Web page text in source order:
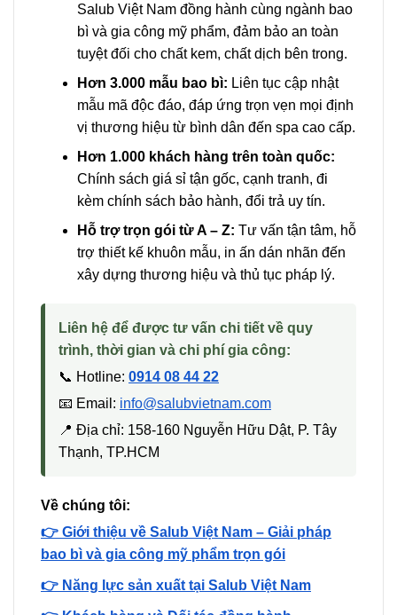
Salub Việt Nam đồng hành cùng ngành bao
bì và gia công mỹ phẩm, đảm bảo an toàn
tuyệt đối cho chất kem, chất dịch bên trong.
Hơn 3.000 mẫu bao bì: Liên tục cập nhật
mẫu mã độc đáo, đáp ứng trọn vẹn mọi định
vị thương hiệu từ bình dân đến spa cao cấp.
Hơn 1.000 khách hàng trên toàn quốc:
Chính sách giá sỉ tận gốc, cạnh tranh, đi
kèm chính sách bảo hành, đổi trả uy tín.
Hỗ trợ trọn gói từ A – Z: Tư vấn tận tâm, hỗ
trợ thiết kế khuôn mẫu, in ấn dán nhãn đến
xây dựng thương hiệu và thủ tục pháp lý.
Liên hệ để được tư vấn chi tiết về quy
trình, thời gian và chi phí gia công:
📞 Hotline: 0914 08 44 22
📧 Email: info@salubvietnam.com
📍 Địa chỉ: 158-160 Nguyễn Hữu Dật, P. Tây
Thạnh, TP.HCM
Về chúng tôi:
👉 Giới thiệu về Salub Việt Nam – Giải pháp
bao bì và gia công mỹ phẩm trọn gói
👉 Năng lực sản xuất tại Salub Việt Nam